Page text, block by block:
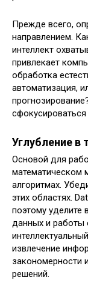
Прежде всего,
направлением.
интеллект
привлекает
обработка
автоматизация,
Углубление в
Основой для
математическом
алгоритмах.
этих областях.
поэтому уделите
данных и работы
извлечение
закономерности
решений.